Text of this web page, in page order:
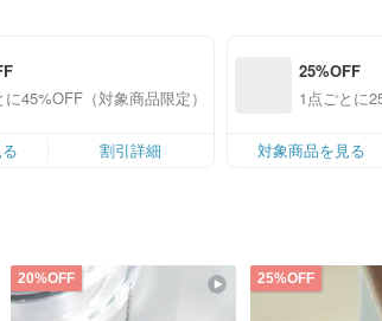
に45%OFF（対象商品限定）
割引詳細
25%OFF
1点ごとに
対象商品を見る
20%OFF 25%OFF